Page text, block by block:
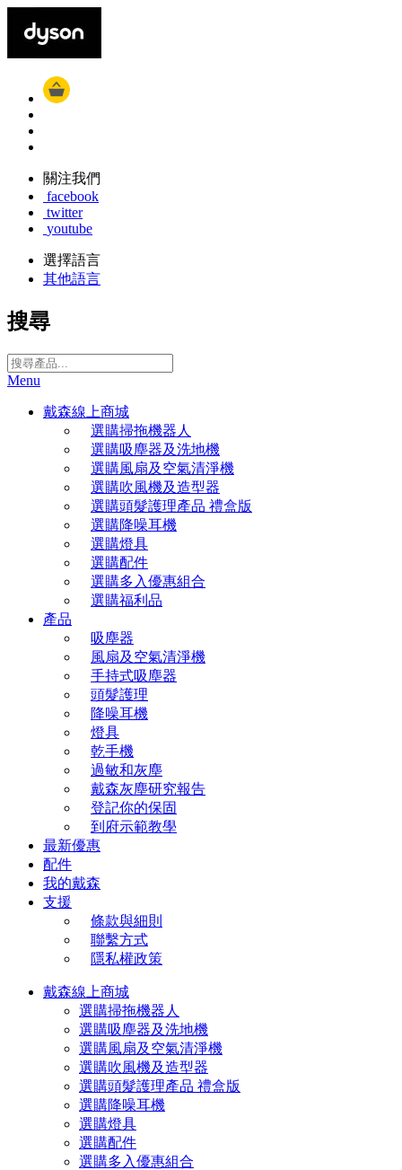
關注我們
facebook
twitter
youtube
選擇語言
其他語言
搜尋
Menu
戴森線上商城
選購掃拖機器人
選購吸塵器及洗地機
選購風扇及空氣清淨機
選購吹風機及造型器
選購頭髮護理產品 禮盒版
選購降噪耳機
選購燈具
選購配件
選購多入優惠組合
選購福利品
產品
吸塵器
風扇及空氣清淨機
手持式吸塵器
頭髮護理
降噪耳機
燈具
乾手機
過敏和灰塵
戴森灰塵研究報告
登記你的保固
到府示範教學
最新優惠
配件
我的戴森
支援
條款與細則
聯繫方式
隱私權政策
戴森線上商城
選購掃拖機器人
選購吸塵器及洗地機
選購風扇及空氣清淨機
選購吹風機及造型器
選購頭髮護理產品 禮盒版
選購降噪耳機
選購燈具
選購配件
選購多入優惠組合